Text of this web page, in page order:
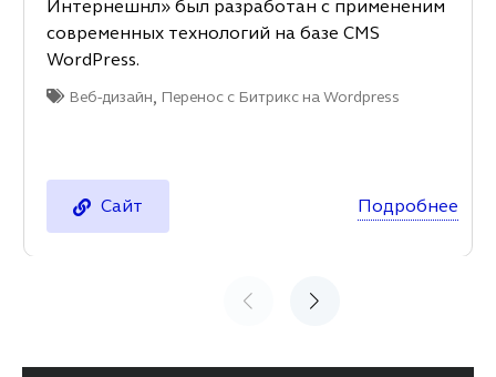
Интернешнл» был разработан с примененим
современных технологий на базе CMS
WordPress.
Веб-дизайн, Перенос с Битрикс на Wordpress
Сайт Подробнее